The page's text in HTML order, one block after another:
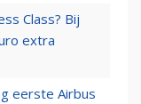
Class? Bij
extra
eerste Airbus